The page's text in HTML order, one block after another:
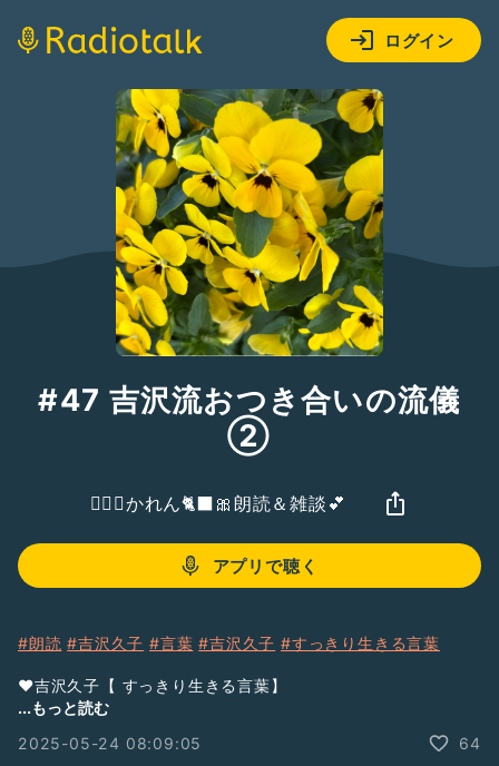
ログイン
#47 吉沢流おつき合いの流儀
②
🧚‍♀️✨かれん🐈‍⬛🎀朗読＆雑談💕
アプリで聴く
#朗読 #吉沢久子 #言葉 #吉沢久子 #すっきり生きる言葉
❤️吉沢久子【 すっきり生きる言葉】
大正7年・東京 深川生まれ
100余年を生き抜く
...もっと読む
2025-05-24 08:09:05
64